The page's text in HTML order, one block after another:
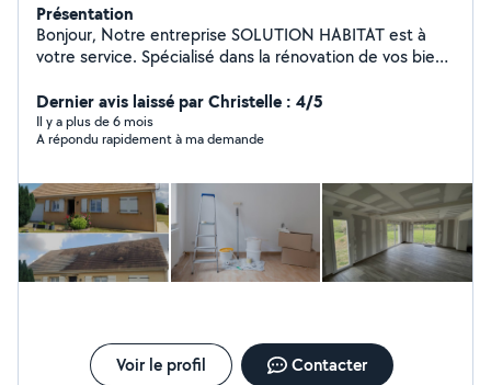
Présentation
Bonjour, Notre entreprise SOLUTION HABITAT est à
votre service. Spécialisé dans la rénovation de vos bien,
de rénovation. Travaillant en partenariat avec d'autres
artisans, nous pouvons vous fournir une large gamme de
services. SOLUTION HABITAT est spécialisée dans
/ PEINTURE /BANDES / ENTRETIEN TOITURE
DEMOUSSAGE / HYDROFUGE N'hésitez pas à nous
contacter pour un éventuel devis gratuit
Dernier avis laissé par Christelle : 4/5
Il y a plus de 6 mois
A répondu rapidement à ma demande
Voir le profil Contacter